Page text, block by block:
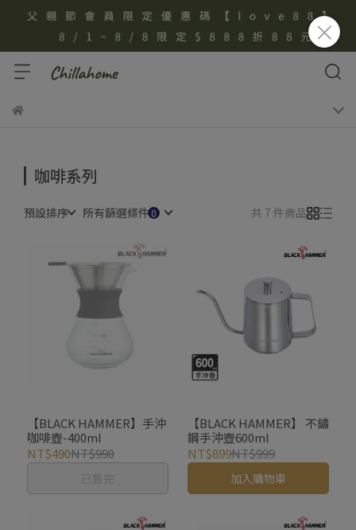
咖啡系列
預設排序 所有篩選條件 共 7 件商品
【BLACK HAMMER】手沖
咖啡壺-400ml
NT$490NT$990
已售完
【BLACK HAMMER】 不鏽
鋼手沖壺600ml
NT$899NT$999
加入購物車